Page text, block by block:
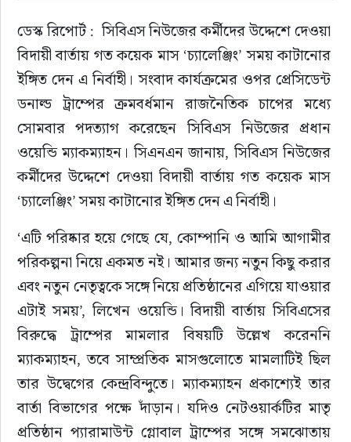
ইউরোপ
জাতীয়
সময়ের প্রলাপ
ডেস্ক রিপোর্ট :  সিবিএস নিউজের কর্মীদের উদ্দেশে দেওয়া
বিদায়ী বার্তায় গত কয়েক মাস ‘চ্যালেঞ্জিং’ সময় কাটানোর
ইঙ্গিত দেন এ নির্বাহী। সংবাদ কার্যক্রমের ওপর প্রেসিডেন্ট
ডনাল্ড ট্রাম্পের ক্রমবর্ধমান রাজনৈতিক চাপের মধ্যে
সোমবার পদত্যাগ করেছেন সিবিএস নিউজের প্রধান
ওয়েন্ডি ম্যাকম্যাহন। সিএনএন জানায়, সিবিএস নিউজের
কর্মীদের উদ্দেশে দেওয়া বিদায়ী বার্তায় গত কয়েক মাস
‘চ্যালেঞ্জিং’ সময় কাটানোর ইঙ্গিত দেন এ নির্বাহী।
‘এটি পরিষ্কার হয়ে গেছে যে, কোম্পানি ও আমি আগামীর
পরিকল্পনা নিয়ে একমত নই। আমার জন্য নতুন কিছু করার
এবং নতুন নেতৃত্বকে সঙ্গে নিয়ে প্রতিষ্ঠানের এগিয়ে যাওয়ার
এটাই সময়’, লিখেন ওয়েন্ডি। বিদায়ী বার্তায় সিবিএসের
বিরুদ্ধে ট্রাম্পের মামলার বিষয়টি উল্লেখ করেননি
ম্যাকম্যাহন, তবে সাম্প্রতিক মাসগুলোতে মামলাটিই ছিল
তার উদ্বেগের কেন্দ্রবিন্দুতে। ম্যাকম্যাহন প্রকাশ্যেই তার
বার্তা বিভাগের পক্ষে দাঁড়ান। যদিও নেটওয়ার্কটির মাতৃ
প্রতিষ্ঠান প্যারামাউন্ট গ্লোবাল ট্রাম্পের সঙ্গে সমঝোতায়